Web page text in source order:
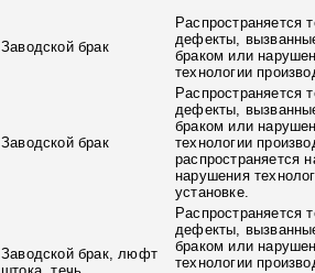
Заводской брак
Распространяется
дефекты,
браком или
технологии
Заводской брак
Распространяется
дефекты,
браком или
технологии
распространяется
нарушения
установке.
Заводской брак, люфт
Распространяется
дефекты,
браком или
технологии